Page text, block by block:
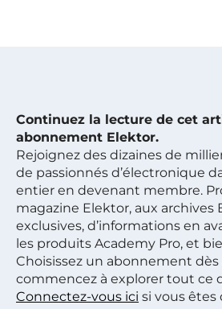
Continuez la lecture de cet
abonnement Elektor.
Rejoignez des dizaines de
de passionnés d’électronique
entier en devenant membre.
magazine Elektor, aux archives
exclusives, d’informations en
les produits Academy Pro, et
Choisissez un abonnement dès
commencez à explorer tout ce
Connectez-vous ici si vous êtes